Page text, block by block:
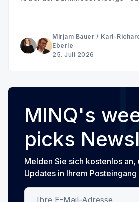
Mirjam Bauer / Karl-
Eberle
25. Juli 2026
MINQ's
picks
Melden Sie sich kostenlos an,
Updates in Ihrem
Ihre E-Mail-Adresse